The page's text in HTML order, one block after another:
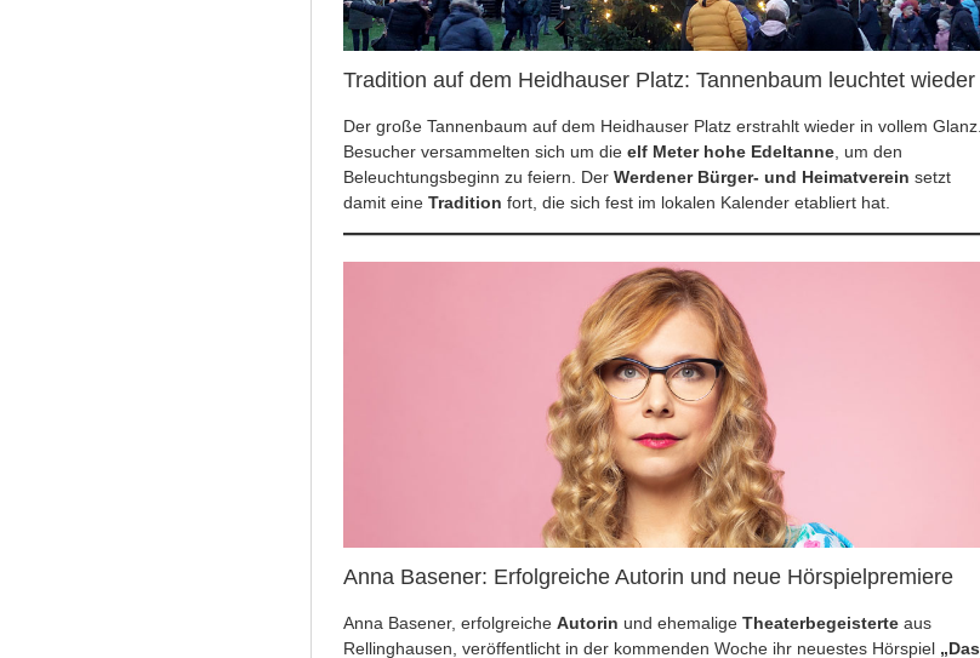
Tradition auf dem Heidhauser Platz: Tannenbaum leuchtet wieder
Der große Tannenbaum auf dem Heidhauser Platz erstrahlt wieder in vollem Glanz.
Besucher versammelten sich um die elf Meter hohe Edeltanne, um den
Beleuchtungsbeginn zu feiern. Der Werdener Bürger- und Heimatverein setzt
damit eine Tradition fort, die sich fest im lokalen Kalender etabliert hat.
Anna Basener: Erfolgreiche Autorin und neue Hörspielpremiere
Anna Basener, erfolgreiche Autorin und ehemalige Theaterbegeisterte aus
Rellinghausen, veröffentlicht in der kommenden Woche ihr neuestes Hörspiel „Das